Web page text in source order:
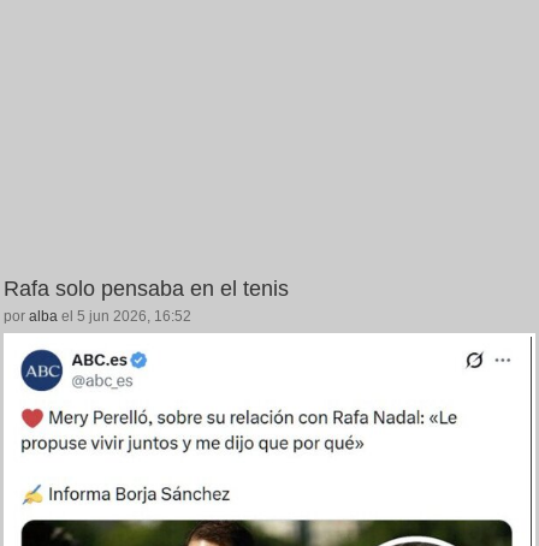
Rafa solo pensaba en el tenis
por alba el 5 jun 2026, 16:52